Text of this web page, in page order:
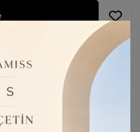
Kabul Edilir